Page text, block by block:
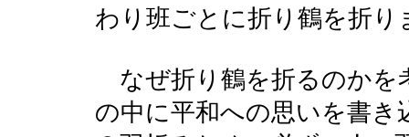
わり班ごとに折り鶴を折り
なぜ折り鶴を折るのかを
の中に平和への思いを書